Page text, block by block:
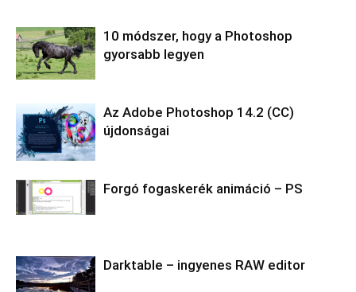
10 módszer, hogy a Photoshop
gyorsabb legyen
Az Adobe Photoshop 14.2 (CC)
újdonságai
Forgó fogaskerék animáció – PS
Darktable – ingyenes RAW editor